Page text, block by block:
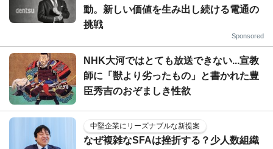
動。新しい価値を生み出し続ける電通の
挑戦
Sponsored
NHK大河ではとても放送できない...宣教
師に「獣より劣ったもの」と書かれた豊
臣秀吉のおぞましき性欲
中堅企業にリーズナブルな新提案
なぜ複雑なSFAは挫折する？少人数組織